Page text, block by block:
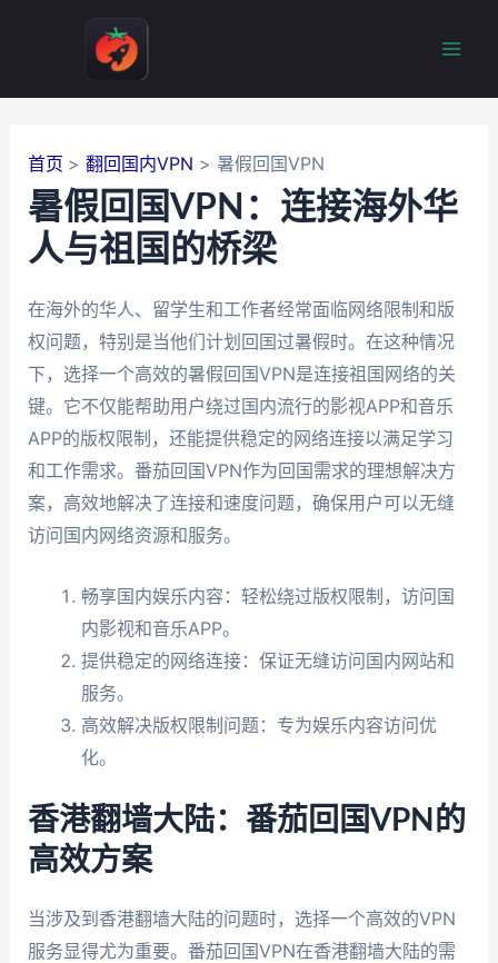
首页 翻回国内VPN 暑假回国VPN
暑假回国VPN：连接海外华
人与祖国的桥梁
在海外的华人、留学生和工作者经常面临网络限制和版
权问题，特别是当他们计划回国过暑假时。在这种情况
下，选择一个高效的暑假回国VPN是连接祖国网络的关
键。它不仅能帮助用户绕过国内流行的影视APP和音乐
APP的版权限制，还能提供稳定的网络连接以满足学习
和工作需求。番茄回国VPN作为回国需求的理想解决方
案，高效地解决了连接和速度问题，确保用户可以无缝
访问国内网络资源和服务。
畅享国内娱乐内容：轻松绕过版权限制，访问国
内影视和音乐APP。
提供稳定的网络连接：保证无缝访问国内网站和
服务。
高效解决版权限制问题：专为娱乐内容访问优
化。
香港翻墙大陆：番茄回国VPN的
高效方案
当涉及到香港翻墙大陆的问题时，选择一个高效的VPN
服务显得尤为重要。番茄回国VPN在香港翻墙大陆的需